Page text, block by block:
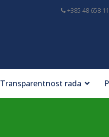
+385 48 658
Transparentnost rada